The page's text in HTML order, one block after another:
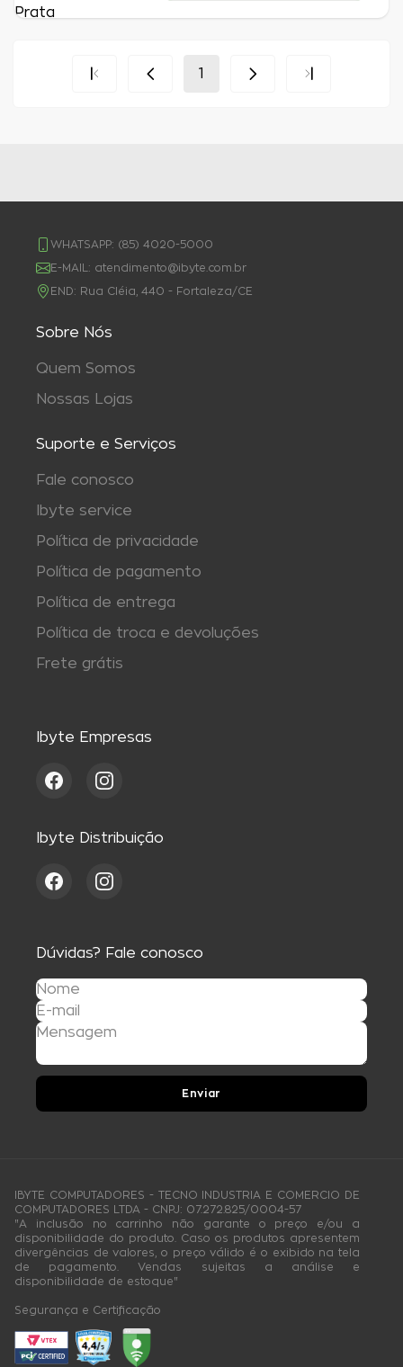
1
WHATSAPP: (85) 4020-5000
E-MAIL: atendimento@ibyte.com.br
END: Rua Cléia, 440 - Fortaleza/CE
Sobre Nós
Quem Somos
Nossas Lojas
Suporte e Serviços
Fale conosco
Ibyte service
Política de privacidade
Política de pagamento
Política de entrega
Política de troca e devoluções
Frete grátis
Ibyte Empresas
Ibyte Distribuição
Dúvidas? Fale conosco
Enviar
IBYTE COMPUTADORES - TECNO INDUSTRIA E COMERCIO DE
COMPUTADORES LTDA - CNPJ: 07.272.825/0004-57
"A inclusão no carrinho não garante o preço e/ou a
disponibilidade do produto. Caso os produtos apresentem
divergências de valores, o preço válido é o exibido na tela
de pagamento. Vendas sujeitas a análise e
disponibilidade de estoque"
Segurança e Certificação